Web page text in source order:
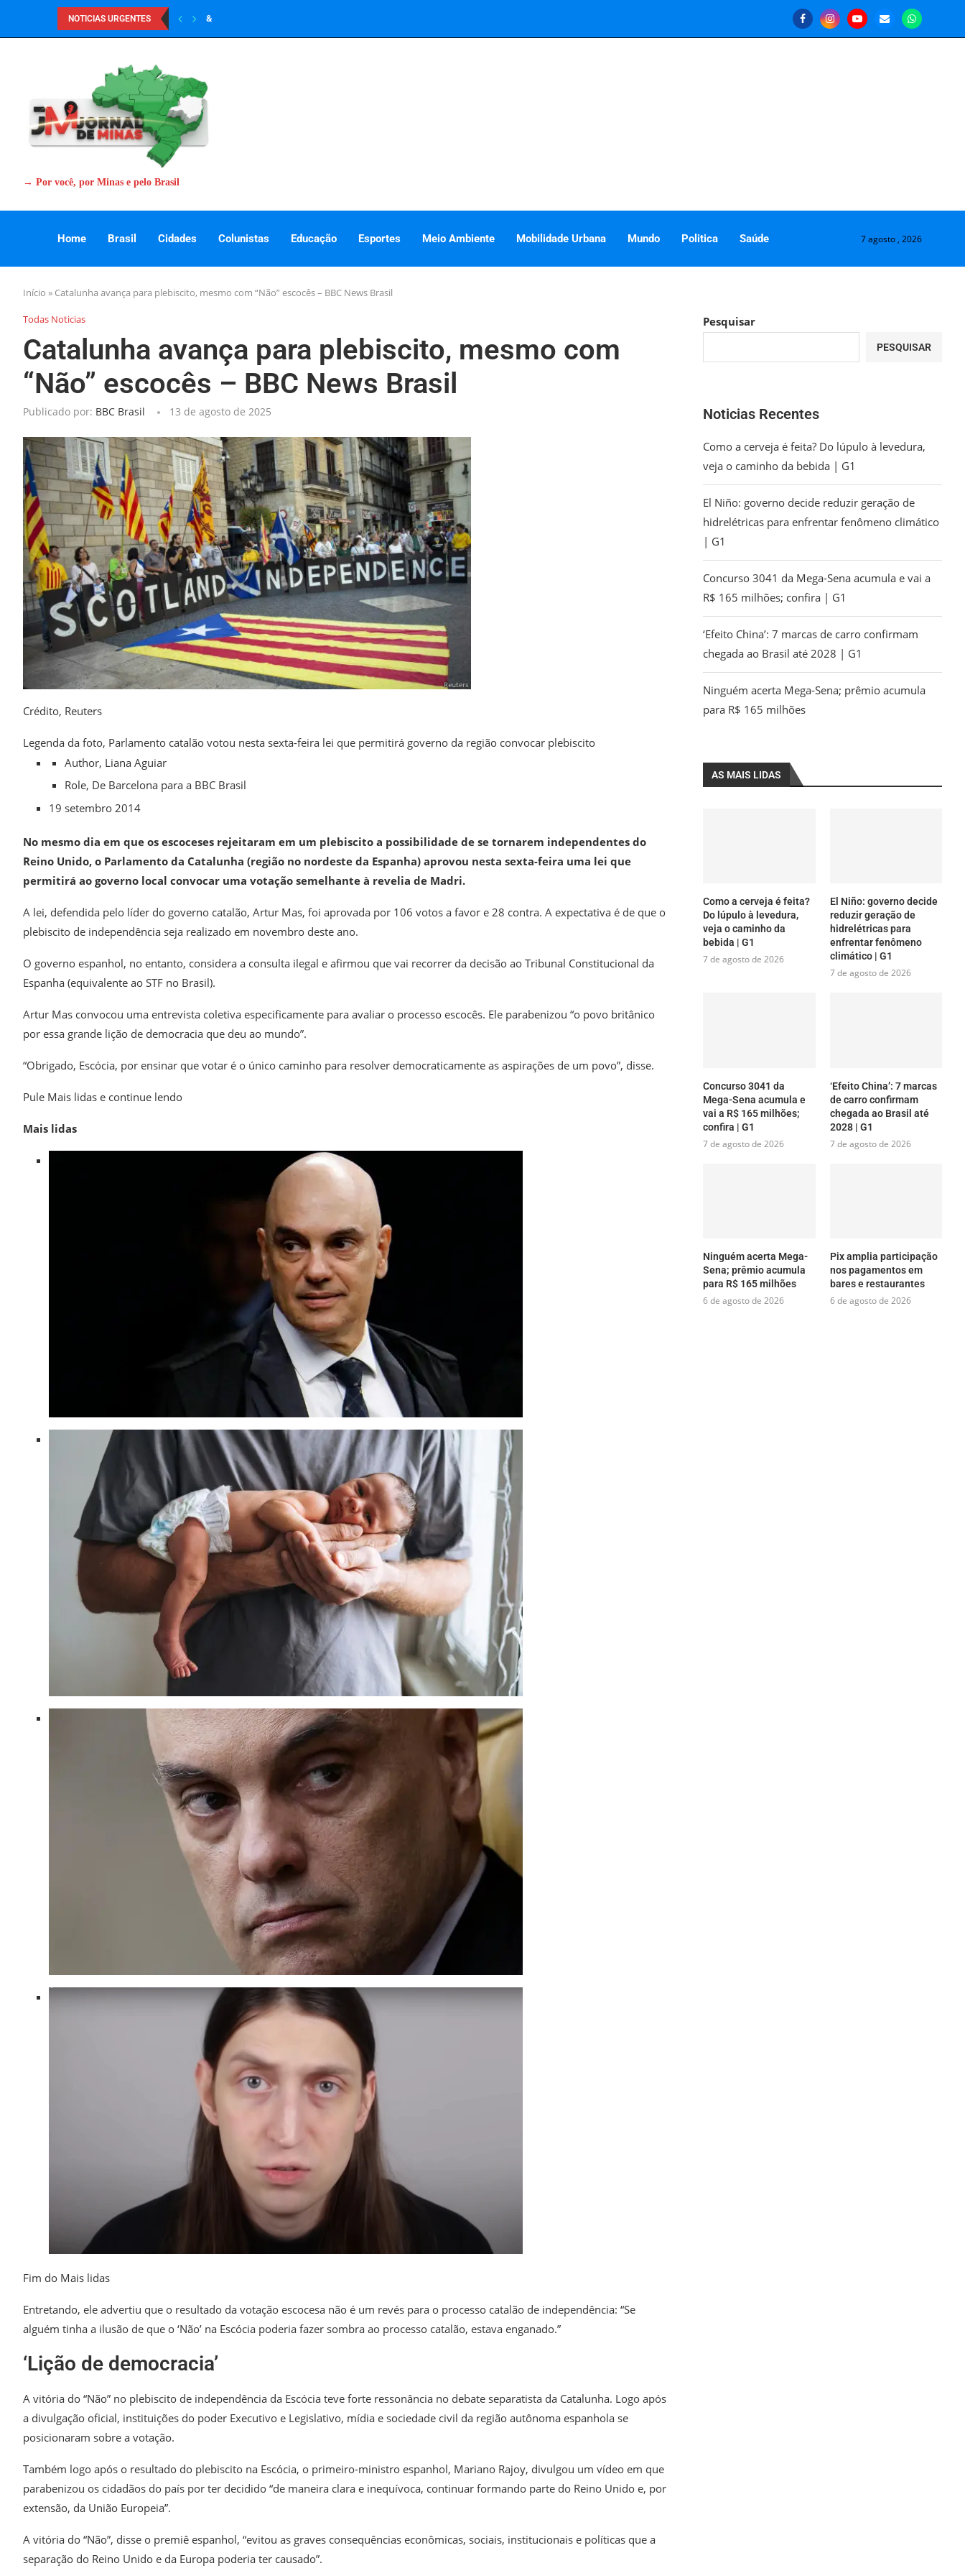
NOTICIAS URGENTES &
→ Por você, por Minas e pelo Brasil
Home Brasil Cidades Colunistas Educação Esportes Meio Ambiente Mobilidade Urbana Mundo Politica Saúde 7 agosto , 2026
Início » Catalunha avança para plebiscito, mesmo com “Não” escocês – BBC News Brasil
Todas Noticias
Catalunha avança para plebiscito, mesmo com
“Não” escocês – BBC News Brasil
Publicado por: BBC Brasil 13 de agosto de 2025
Crédito, Reuters
Legenda da foto, Parlamento catalão votou nesta sexta-feira lei que permitirá governo da região convocar plebiscito
Author, Liana Aguiar
Role, De Barcelona para a BBC Brasil
19 setembro 2014
No mesmo dia em que os escoceses rejeitaram em um plebiscito a possibilidade de se tornarem independentes do
Reino Unido, o Parlamento da Catalunha (região no nordeste da Espanha) aprovou nesta sexta-feira uma lei que
permitirá ao governo local convocar uma votação semelhante à revelia de Madri.
A lei, defendida pelo líder do governo catalão, Artur Mas, foi aprovada por 106 votos a favor e 28 contra. A expectativa é de que o
plebiscito de independência seja realizado em novembro deste ano.
O governo espanhol, no entanto, considera a consulta ilegal e afirmou que vai recorrer da decisão ao Tribunal Constitucional da
Espanha (equivalente ao STF no Brasil).
Artur Mas convocou uma entrevista coletiva especificamente para avaliar o processo escocês. Ele parabenizou “o povo britânico
por essa grande lição de democracia que deu ao mundo”.
“Obrigado, Escócia, por ensinar que votar é o único caminho para resolver democraticamente as aspirações de um povo”, disse.
Pule Mais lidas e continue lendo
Mais lidas
Fim do Mais lidas
Entretando, ele advertiu que o resultado da votação escocesa não é um revés para o processo catalão de independência: “Se
alguém tinha a ilusão de que o ‘Não’ na Escócia poderia fazer sombra ao processo catalão, estava enganado.”
‘Lição de democracia’
A vitória do “Não” no plebiscito de independência da Escócia teve forte ressonância no debate separatista da Catalunha. Logo após
a divulgação oficial, instituições do poder Executivo e Legislativo, mídia e sociedade civil da região autônoma espanhola se
posicionaram sobre a votação.
Também logo após o resultado do plebiscito na Escócia, o primeiro-ministro espanhol, Mariano Rajoy, divulgou um vídeo em que
parabenizou os cidadãos do país por ter decidido “de maneira clara e inequívoca, continuar formando parte do Reino Unido e, por
extensão, da União Europeia”.
A vitória do “Não”, disse o premiê espanhol, “evitou as graves consequências econômicas, sociais, institucionais e políticas que a
separação do Reino Unido e da Europa poderia ter causado”.
Pesquisar
PESQUISAR
Noticias Recentes
Como a cerveja é feita? Do lúpulo à levedura,
veja o caminho da bebida | G1
El Niño: governo decide reduzir geração de
hidrelétricas para enfrentar fenômeno climático
| G1
Concurso 3041 da Mega-Sena acumula e vai a
R$ 165 milhões; confira | G1
‘Efeito China’: 7 marcas de carro confirmam
chegada ao Brasil até 2028 | G1
Ninguém acerta Mega-Sena; prêmio acumula
para R$ 165 milhões
AS MAIS LIDAS
Como a cerveja é feita?
Do lúpulo à levedura,
veja o caminho da
bebida | G1
7 de agosto de 2026
El Niño: governo decide
reduzir geração de
hidrelétricas para
enfrentar fenômeno
climático | G1
7 de agosto de 2026
Concurso 3041 da
Mega-Sena acumula e
vai a R$ 165 milhões;
confira | G1
7 de agosto de 2026
‘Efeito China’: 7 marcas
de carro confirmam
chegada ao Brasil até
2028 | G1
7 de agosto de 2026
Ninguém acerta Mega-
Sena; prêmio acumula
para R$ 165 milhões
6 de agosto de 2026
Pix amplia participação
nos pagamentos em
bares e restaurantes
6 de agosto de 2026